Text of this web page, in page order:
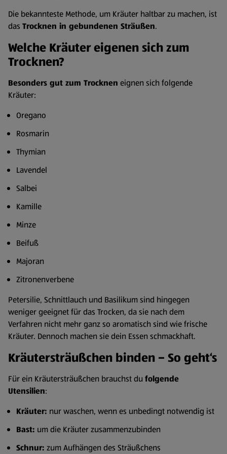
Die bekannteste Methode, um Kräuter haltbar zu machen, ist
das Trocknen in gebundenen Sträußen.
Welche Kräuter eigenen sich zum
Trocknen?
Besonders gut zum Trocknen eignen sich folgende
Kräuter:
Oregano
Rosmarin
Thymian
Lavendel
Salbei
Kamille
Minze
Beifuß
Majoran
Zitronenverbene
Petersilie, Schnittlauch und Basilikum sind hingegen
weniger geeignet für das Trocken, da sie nach dem
Verfahren nicht mehr ganz so aromatisch sind wie frische
Kräuter. Dennoch machen sie dein Essen schmackhaft.
Kräutersträußchen binden – So geht‘s
Für ein Kräutersträußchen brauchst du folgende
Utensilien:
Kräuter: nur waschen, wenn es unbedingt notwendig ist
Bast: um die Kräuter zusammenzubinden
Schnur: zum Aufhängen des Sträußchens